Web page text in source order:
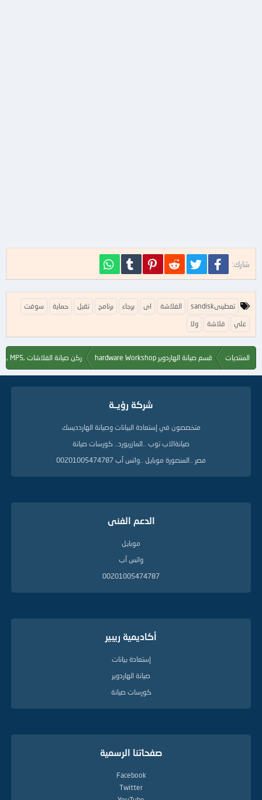
شارك: فيسبوك تويتر Reddit
Pinterest
Tumblr
ا
ل
ك
ل
م
ا
ا
ل
sandiskتعطينى الفلاشة اى برجاء برنامج تقبل حماية
سوفت
علي
فلاشة ولا
المنتديات قسم صيانة الهاردوير hardware Workshop ركن صيانة الفلاشات ,Flash, MP3, MP4, MP5
شركة رؤيــة
متخصصون في إستعادة البيانات وصيانة الهاردديسك
صيانةالاب توب ..المازربورد.. كورسات صيانة
مصر ..المنصورة موبايل ..واتس آب 00201005474787
الدعم الفنى
موبايل
واتس آب
00201005474787
أكاديمية ريبير
إستعادة بيانات
صيانة الهاردوير
كورسات صيانة
صفحاتنا الرسمية
Facebook
Twitter